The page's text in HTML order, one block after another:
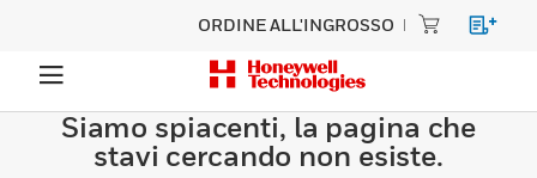
ORDINE ALL'INGROSSO
Siamo spiacenti, la pagina che
stavi cercando non esiste.